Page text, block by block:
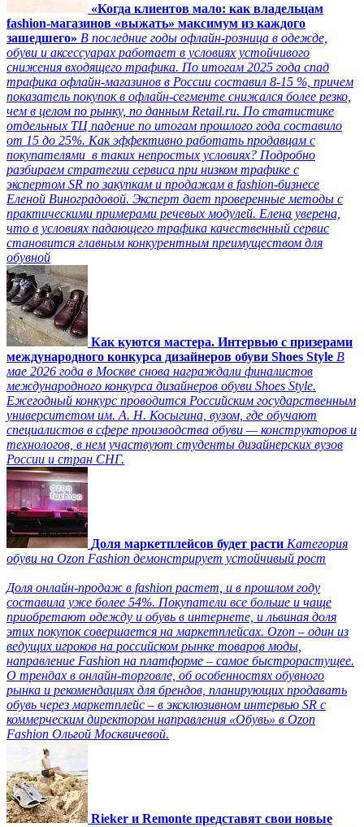
«Когда клиентов мало: как владельцам
fashion-магазинов «выжать» максимум из каждого
зашедшего» В последние годы офлайн-розница в одежде,
обуви и аксессуарах работает в условиях устойчивого
снижения входящего трафика. По итогам 2025 года спад
трафика офлайн-магазинов в России составил 8-15 %, причем
показатель покупок в офлайн-сегменте снижался более резко,
чем в целом по рынку, по данным Retail.ru. По статистике
отдельных ТЦ падение по итогам прошлого года составило
от 15 до 25%. Как эффективно работать продавцам с
покупателями в таких непростых условиях? Подробно
разбираем стратегии сервиса при низком трафике с
экспертом SR по закупкам и продажам в fashion-бизнесе
Еленой Виноградовой. Эксперт дает проверенные методы с
практическими примерами речевых модулей. Елена уверена,
что в условиях падающего трафика качественный сервис
становится главным конкурентным преимуществом для
обувной
Как куются мастера. Интервью с призерами
международного конкурса дизайнеров обуви Shoes Style В
мае 2026 года в Москве снова награждали финалистов
международного конкурса дизайнеров обуви Shoes Style.
Ежегодный конкурс проводится Российским государственным
университетом им. А. Н. Косыгина, вузом, где обучают
специалистов в сфере производства обуви — конструкторов и
технологов, в нем участвуют студенты дизайнерских вузов
России и стран СНГ.
Доля маркетплейсов будет расти Категория
обуви на Ozon Fashion демонстрирует устойчивый рост
Доля онлайн-продаж в fashion растет, и в прошлом году
составила уже более 54%. Покупатели все больше и чаще
приобретают одежду и обувь в интернете, и львиная доля
этих покупок совершается на маркетплейсах. Ozon – один из
ведущих игроков на российском рынке товаров моды,
направление Fashion на платформе – самое быстрорастущее.
О трендах в онлайн-торговле, об особенностях обувного
рынка и рекомендациях для брендов, планирующих продавать
обувь через маркетплейс – в эксклюзивном интервью SR с
коммерческим директором направления «Обувь» в Ozon
Fashion Ольгой Москвичевой.
Rieker и Remonte представят свои новые